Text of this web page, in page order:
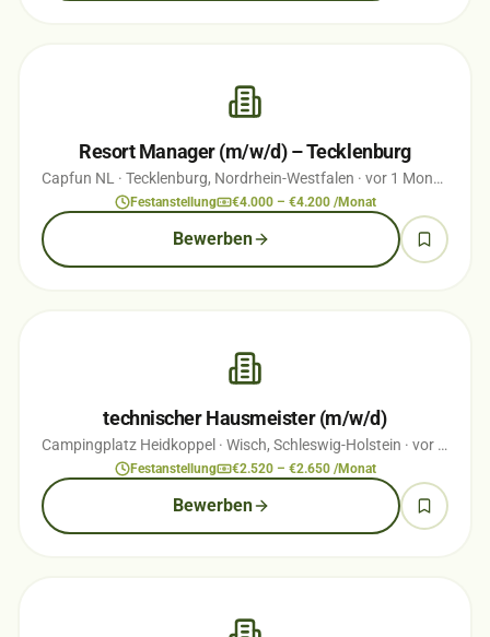
Resort Manager (m/w/d) – Tecklenburg
Capfun NL · Tecklenburg, Nordrhein-Westfalen · vor 1 Monaten
Festanstellung €4.000 – €4.200 /Monat
Bewerben
technischer Hausmeister (m/w/d)
Campingplatz Heidkoppel · Wisch, Schleswig-Holstein · vor 3 Monaten
Festanstellung €2.520 – €2.650 /Monat
Bewerben